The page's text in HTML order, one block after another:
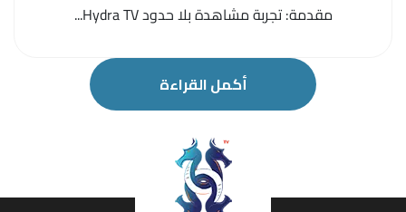
مقدمة: تجربة مشاهدة بلا حدود Hydra TV...
أكمل القراءة